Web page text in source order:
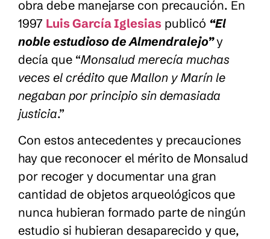
obra debe manejarse con precaución. En
1997 Luis García Iglesias publicó “El
noble estudioso de Almendralejo”y
decía que “Monsalud merecía muchas
veces el crédito que Mallon y Marín le
negaban por principio sin demasiada
justicia.”
Con estos antecedentes y precauciones
hay que reconocer el mérito de Monsalud
por recoger y documentar una gran
cantidad de objetos arqueológicos que
nunca hubieran formado parte de ningún
estudio si hubieran desaparecido y que,